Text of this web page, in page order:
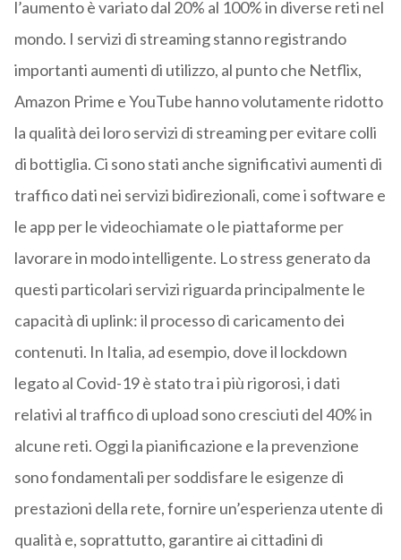
l’aumento è variato dal 20% al 100% in diverse reti nel
mondo. I servizi di streaming stanno registrando
importanti aumenti di utilizzo, al punto che Netflix,
Amazon Prime e YouTube hanno volutamente ridotto
la qualità dei loro servizi di streaming per evitare colli
di bottiglia. Ci sono stati anche significativi aumenti di
traffico dati nei servizi bidirezionali, come i software e
le app per le videochiamate o le piattaforme per
lavorare in modo intelligente. Lo stress generato da
questi particolari servizi riguarda principalmente le
capacità di uplink: il processo di caricamento dei
contenuti. In Italia, ad esempio, dove il lockdown
legato al Covid-19 è stato tra i più rigorosi, i dati
relativi al traffico di upload sono cresciuti del 40% in
alcune reti. Oggi la pianificazione e la prevenzione
sono fondamentali per soddisfare le esigenze di
prestazioni della rete, fornire un’esperienza utente di
qualità e, soprattutto, garantire ai cittadini di